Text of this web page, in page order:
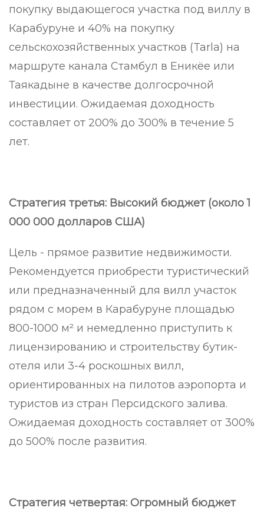
покупку выдающегося участка под виллу в
Карабуруне и 40% на покупку
сельскохозяйственных участков (Tarla) на
маршруте канала Стамбул в Еникёе или
Таякадыне в качестве долгосрочной
инвестиции. Ожидаемая доходность
составляет от 200% до 300% в течение 5
лет.
Стратегия третья: Высокий бюджет (около 1
000 000 долларов США)
Цель - прямое развитие недвижимости.
Рекомендуется приобрести туристический
или предназначенный для вилл участок
рядом с морем в Карабуруне площадью
800-1000 м² и немедленно приступить к
лицензированию и строительству бутик-
отеля или 3-4 роскошных вилл,
ориентированных на пилотов аэропорта и
туристов из стран Персидского залива.
Ожидаемая доходность составляет от 300%
до 500% после развития.
Стратегия четвертая: Огромный бюджет